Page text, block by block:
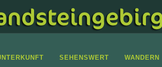
SEHENSWERT WANDERN